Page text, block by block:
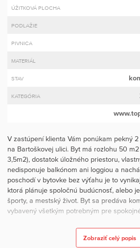
ÚŽITKOVÁ PLOCHA
PODLAŽIE
PIVNICA
MATERIÁL
STAV
KATEGÓRIA
V zastúpení klienta Vám ponúkam pekný
na Bartoškovej ulici. Byt má rozlohu 50
3,5m2), dostatok úložného priestoru,
nedisponuje balkónom ani loggiou a
poschodí v bytovke bez výťahu je to
ktorá plánuje spoločnú budúcnosť, alebo
športy, a mestský život. Byt sa predáva
vybavený všetkým potrebným pre
Náklady na bývanie 160 € (správca a
rokmi kompletnou rekonštrukciou,
Zobraziť celý popis